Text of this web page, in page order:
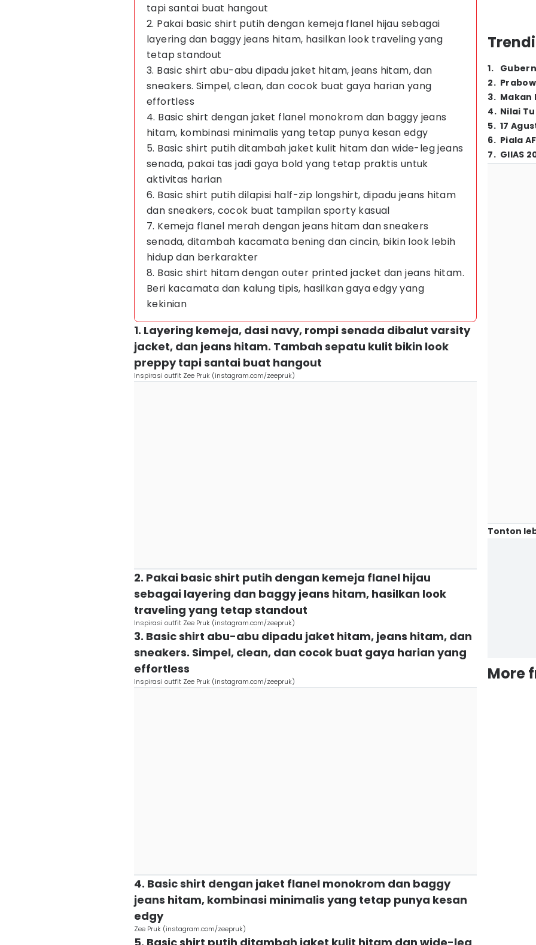
tapi santai buat hangout
2. Pakai basic shirt putih dengan kemeja flanel hijau sebagai
layering dan baggy jeans hitam, hasilkan look traveling yang
tetap standout
3. Basic shirt abu-abu dipadu jaket hitam, jeans hitam, dan
sneakers. Simpel, clean, dan cocok buat gaya harian yang
effortless
4. Basic shirt dengan jaket flanel monokrom dan baggy jeans
hitam, kombinasi minimalis yang tetap punya kesan edgy
5. Basic shirt putih ditambah jaket kulit hitam dan wide-leg jeans
senada, pakai tas jadi gaya bold yang tetap praktis untuk
aktivitas harian
6. Basic shirt putih dilapisi half-zip longshirt, dipadu jeans hitam
dan sneakers, cocok buat tampilan sporty kasual
7. Kemeja flanel merah dengan jeans hitam dan sneakers
senada, ditambah kacamata bening dan cincin, bikin look lebih
hidup dan berkarakter
8. Basic shirt hitam dengan outer printed jacket dan jeans hitam.
Beri kacamata dan kalung tipis, hasilkan gaya edgy yang
kekinian
1. Layering kemeja, dasi navy, rompi senada dibalut varsity
jacket, dan jeans hitam. Tambah sepatu kulit bikin look
preppy tapi santai buat hangout
Inspirasi outfit Zee Pruk (instagram.com/zeepruk)
2. Pakai basic shirt putih dengan kemeja flanel hijau
sebagai layering dan baggy jeans hitam, hasilkan look
traveling yang tetap standout
Inspirasi outfit Zee Pruk (instagram.com/zeepruk)
3. Basic shirt abu-abu dipadu jaket hitam, jeans hitam, dan
sneakers. Simpel, clean, dan cocok buat gaya harian yang
effortless
Inspirasi outfit Zee Pruk (instagram.com/zeepruk)
4. Basic shirt dengan jaket flanel monokrom dan baggy
jeans hitam, kombinasi minimalis yang tetap punya kesan
edgy
Zee Pruk (instagram.com/zeepruk)
1.
2.
3. Makan
4. Nilai
5. 17
6. Piala
7. GIIAS
Tonton
More